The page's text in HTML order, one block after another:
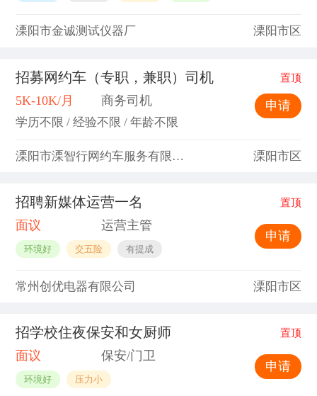
溧阳市金诚测试仪器厂 溧阳市区
招募网约车（专职，兼职）司机 置顶
5K-10K/月 商务司机
学历不限 / 经验不限 / 年龄不限
申请
溧阳市溧智行网约车服务有限公司 溧阳市区
招聘新媒体运营一名 置顶
面议 运营主管
环境好 交五险 有提成
申请
常州创优电器有限公司 溧阳市区
招学校住夜保安和女厨师 置顶
面议 保安/门卫
环境好 压力小
申请